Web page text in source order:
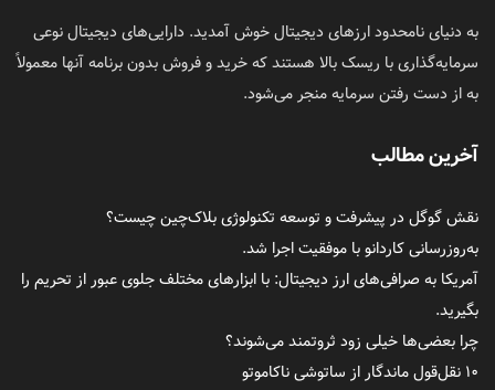
به دنیای نامحدود ارزهای دیجیتال خوش آمدید. دارایی‌های دیجیتال نوعی
سرمایه‌گذاری با ریسک بالا هستند که خرید و فروش بدون برنامه آنها معمولاً
به از دست رفتن سرمایه منجر می‌شود.
آخرین مطالب
نقش گوگل در پیشرفت و توسعه تکنولوژی بلاک‌چین چیست؟
به‌روزرسانی کاردانو با موفقیت اجرا شد.
آمریکا به صرافی‌های ارز دیجیتال: با ابزارهای مختلف جلوی عبور از تحریم را
بگیرید.
چرا بعضی‌ها خیلی زود ثروتمند می‌شوند؟
۱۰ نقل‌قول ماندگار از ساتوشی ناکاموتو